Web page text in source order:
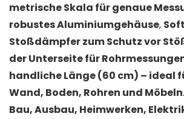
metrische Skala für genaue
robustes Aluminiumgehäuse,
Stoßdämpfer zum Schutz vor
der Unterseite für
handliche Länge (60 cm) – ideal
Wand, Boden, Rohren und Möbeln
Bau, Ausbau, Heimwerken,